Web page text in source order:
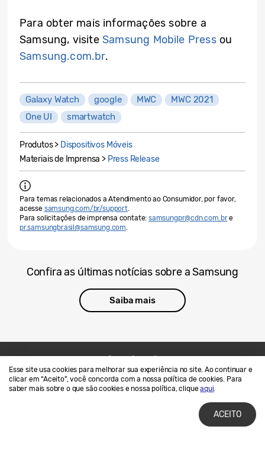
Esse site usa cookies para melhorar sua experiência no site. Ao continuar e
clicar em “Aceito”, você concorda com a nossa política de cookies. Para
saber mais sobre o que são cookies e nossa política, cliqueaqui.
ACEITO
Para obter mais informações sobre a
Samsung, visite Samsung Mobile Pressou
Samsung.com.br.
Galaxy Watch google MWC
MWC 2021
One UI
smartwatch
Produtos > Dispositivos Móveis
Materiais de Imprensa > Press Release
Para temas relacionados a Atendimento ao Consumidor, por favor,
acesse samsung.com/br/support.
Para solicitações de imprensa contate: samsungpr@cdn.com.bre
pr.samsungbrasil@samsung.com.
Confira as últimas notícias sobre a Samsung
Saiba mais
Contato
SAMSUNG.COM
Termos de Uso
Privacidade e Cookies